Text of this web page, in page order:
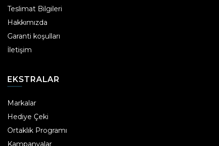
Teslimat Bilgileri
Hakkımızda
Garanti koşulları
İletişim
EKSTRALAR
Markalar
Hediye Çeki
Ortaklık Programı
Kampanyalar